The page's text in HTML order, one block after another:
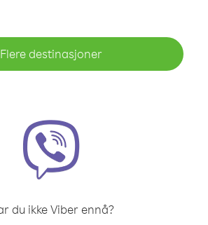
Flere destinasjoner
du ikke Viber ennå?